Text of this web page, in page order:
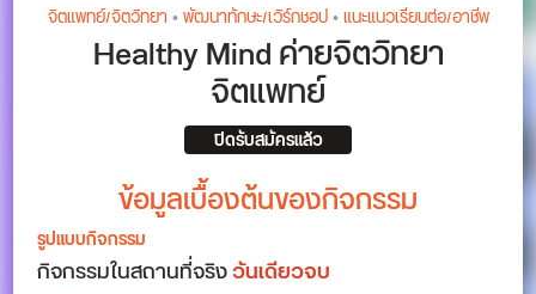
จิตแพทย์/จิตวิทยา•พัฒนาทักษะ/เวิร์กชอป•แนะแนวเรียนต่อ/อาชีพ
Healthy Mind ค่ายจิตวิทยา
จิตแพทย์
ปิดรับสมัครแล้ว
ข้อมูลเบื้องต้นของกิจกรรม
รูปแบบกิจกรรม
กิจกรรมในสถานที่จริงวันเดียวจบ